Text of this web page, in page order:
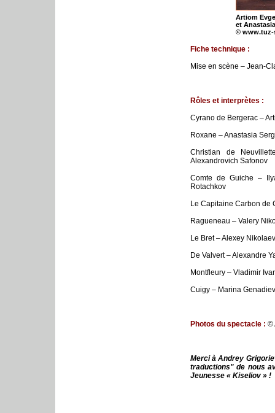
Artiom
et
© www.tuz-
Fiche technique :
Mise en scène – Jean-
Rôles et interprètes :
Cyrano de Bergerac –
Roxane – Anastasia
Christian de
Alexandrovich Safonov
Comte de Guiche –
Rotachkov
Le Capitaine Carbon de
Ragueneau – Valery
Le Bret – Alexey
De Valvert – Alexandre
Montfleury – Vladimir
Cuigy – Marina
Photos du spectacle : ©
Merci à Andrey
traductions" de nous
Jeunesse « Kiseliov » !